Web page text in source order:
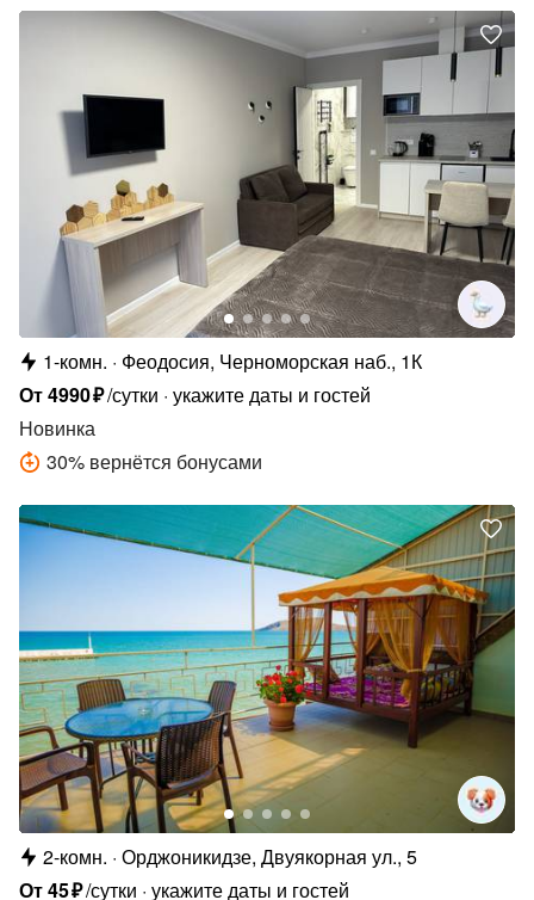
1-комн.
Феодосия, Черноморская наб., 1К
От4990₽/сутки укажите даты и гостей
Новинка
30% вернётся бонусами
2-комн. Орджоникидзе, Двуякорная ул., 5
От45₽/сутки укажите даты и гостей